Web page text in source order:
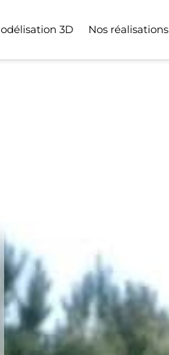
3D Nos réalisations